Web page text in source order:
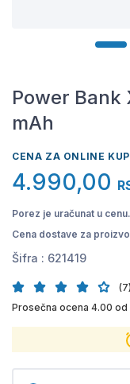
Power Bank
mAh
CENA ZA ONLINE
4.990,00
Porez je uračunat u cenu.
Cena dostave za
Šifra : 621419
(7)
Prosečna ocena 4.00 od